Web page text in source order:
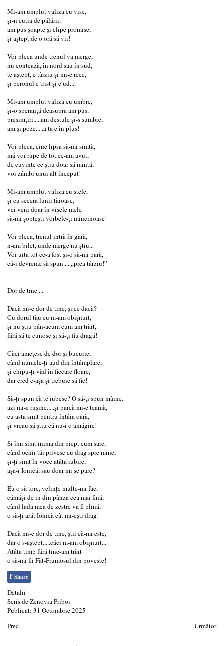
Mi-am umplut valiza cu vise,
și-n cutia de pălării,
am pus șoapte și clipe promise,
și aștept de o oră să vii!
Voi pleca unde trenul va merge,
nu contează, în nord sau în sud,
te aștept, e târziu și mi-e rece,
și peronul e trist și e ud....
Mi-am umplut valiza cu umbre,
și-o speranță deasupra am pus,
presimțiri.....am destule și-s sumbre,
am și poze.....a ta e în plus!
Voi pleca, cine lipsa să-mi simtă,
mă voi rupe de tot ce-am avut,
de cuvinte ce știu doar să mintă,
voi zâmbi unui alt început!
Mi-am umplut valiza cu stele,
și cu secera lunii tăioase,
vei veni doar în visele mele
să-mi șoptești vorbele-ți mincinoase!
Voi pleca, trenul intră în gară,
n-am bilet, unde merge nu știu...
Voi uita tot ce-a fost și-o să-mi pară,
că-i devreme să spun.....„prea târziu!”
Dor de tine....
Dacă mi-e dor de tine, și ce dacă?
Cu dorul tău eu m-am obișnuit,
și nu știu pân-acum cum am trăit,
fără să te cunosc și să-ți fiu dragă!
Căci amețesc de dor și bucurie,
când numele-ți aud din întâmplare,
și chipu-ți văd în fiecare floare,
dar cred c-așa și trebuie să fie!
Să-ți spun că te iubesc? O să-ți spun mâine.
azi mi-e rușine.....și parcă mi-e teamă,
eu asta simt pentru întâia oară,
și vreau să știu că nu-i o amăgire!
Și îmi simt inima din piept cum sare,
când ochii tăi privesc cu drag spre mine,
și-ți simt în voce atâta iubire,
așa-i Ionică, sau doar mi se pare?
Eu o să torc, velințe multe-mi fac,
cămăși de in din pânza cea mai fină,
când lada mea de zestre va fi plină,
o să-ți arăt Ionică cât mi-ești drag!
Dacă mi-e dor de tine, știi că-mi este,
dar o s-aștept.....căci m-am obișnuit...
Atâta timp fără tine-am trăit
o să-mi fii Făt-Frumosul din poveste!
f Share
Detalii
Scris deZenovia Priboi
Publicat: 31 Octombrie 2025
Prec
Următor